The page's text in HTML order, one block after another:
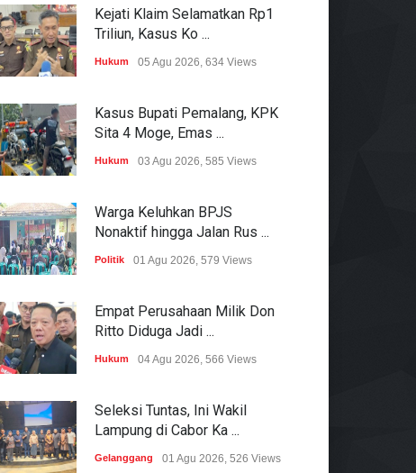
Kejati Klaim Selamatkan Rp1
Triliun, Kasus Ko ...
Hukum 05 Agu 2026, 634 Views
Kasus Bupati Pemalang, KPK
Sita 4 Moge, Emas ...
Hukum 03 Agu 2026, 585 Views
Warga Keluhkan BPJS
Nonaktif hingga Jalan Rus ...
Politik 01 Agu 2026, 579 Views
Empat Perusahaan Milik Don
Ritto Diduga Jadi ...
Hukum 04 Agu 2026, 566 Views
Seleksi Tuntas, Ini Wakil
Lampung di Cabor Ka ...
Gelanggang 01 Agu 2026, 526 Views